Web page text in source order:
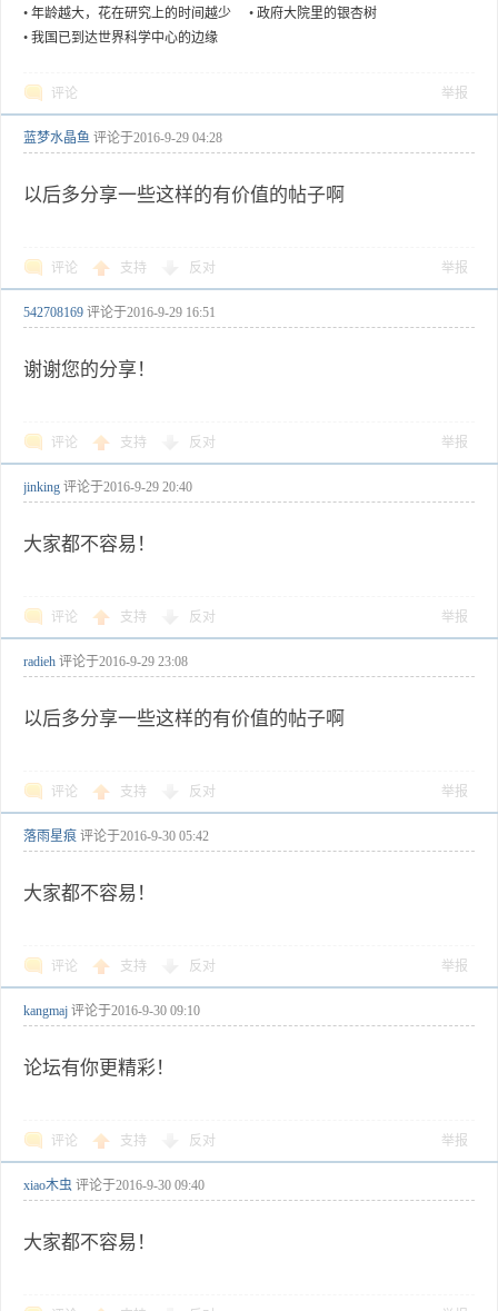
后
• 年龄越大，花在研究上的时间越少 • 政府大院里的银杏树
• 我国已到达世界科学中心的边缘
评论 举报
蓝梦水晶鱼 评论于2016-9-29 04:28
以后多分享一些这样的有价值的帖子啊
评论 支持 反对 举报
542708169 评论于2016-9-29 16:51
谢谢您的分享！
评论 支持 反对 举报
jinking 评论于2016-9-29 20:40
大家都不容易！
评论 支持 反对 举报
radieh 评论于2016-9-29 23:08
以后多分享一些这样的有价值的帖子啊
评论 支持 反对 举报
落雨星痕 评论于2016-9-30 05:42
大家都不容易！
评论 支持 反对 举报
kangmaj 评论于2016-9-30 09:10
论坛有你更精彩！
评论 支持 反对 举报
xiao木虫 评论于2016-9-30 09:40
大家都不容易！